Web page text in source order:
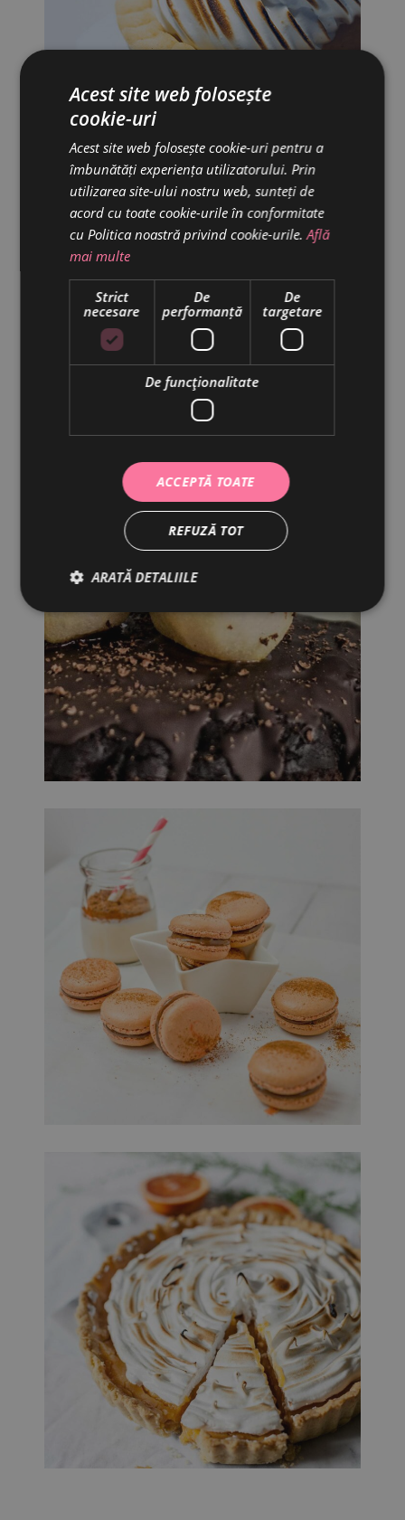
Acest site web folosește
cookie-uri
Acest site web folosește cookie-uri pentru a
îmbunătăți experiența utilizatorului. Prin
utilizarea site-ului nostru web, sunteți de
acord cu toate cookie-urile în conformitate
cu Politica noastră privind cookie-urile. Află
mai multe
Strict
necesare
De
performanță
De
targetare
De funcţionalitate
ACCEPTĂ TOATE
REFUZĂ TOT
ARATĂ DETALIILE